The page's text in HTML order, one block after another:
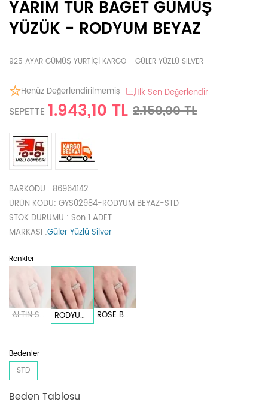
YARIM TUR BAGET GÜMÜŞ
YÜZÜK - RODYUM BEYAZ
925 AYAR GÜMÜŞ YURTİÇİ KARGO - GÜLER YÜZLÜ SILVER
Henüz Değerlendirilmemiş İlk Sen Değerlendir
SEPETTE 1.943,10 TL 2.159,00 TL
BARKODU : 86964142
ÜRÜN KODU: GYS02984-RODYUM BEYAZ-STD
STOK DURUMU : Son 1 ADET
MARKASI :Güler Yüzlü Silver
Renkler
ALTIN SARI RODYUM BEYAZ ROSE BAKIR
Bedenler
STD
Beden Tablosu